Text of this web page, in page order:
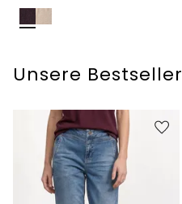
Unsere Bestseller